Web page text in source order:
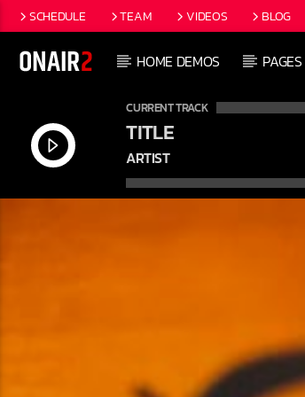
SCHEDULE TEAM VIDEOS BLOG
HOME DEMOS PAGES
CURRENT TRACK
TITLE
ARTIST